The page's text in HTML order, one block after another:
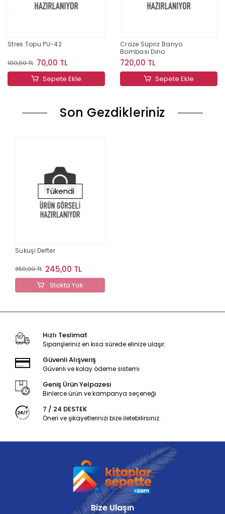
Stres Topu PU-42
100,00 TL 70,00 TL
Sepete Ekle
Craze Süpriz Banyo
Bombası Dino
720,00 TL
Sepete Ekle
Son Gezdikleriniz
Tükendi
Sukuşi Defter
350,00 TL 245,00 TL
Stokta Yok
Hızlı Teslimat
Siparişleriniz en kısa sürede elinize ulaşır.
Güvenli Alışveriş
Güvenli ve kolay ödeme sistemi
Geniş Ürün Yelpazesi
Binlerce ürün ve kampanya seçeneği
7 / 24 DESTEK
Öneri ve şikayetlerinizi bize iletebilirsiniz.
Bize Ulaşın